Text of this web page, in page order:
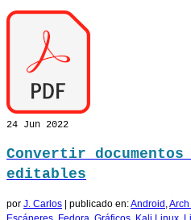
24 Jun 2022
Convertir documentos
editables
por J. Carlos publicado en:Android ,